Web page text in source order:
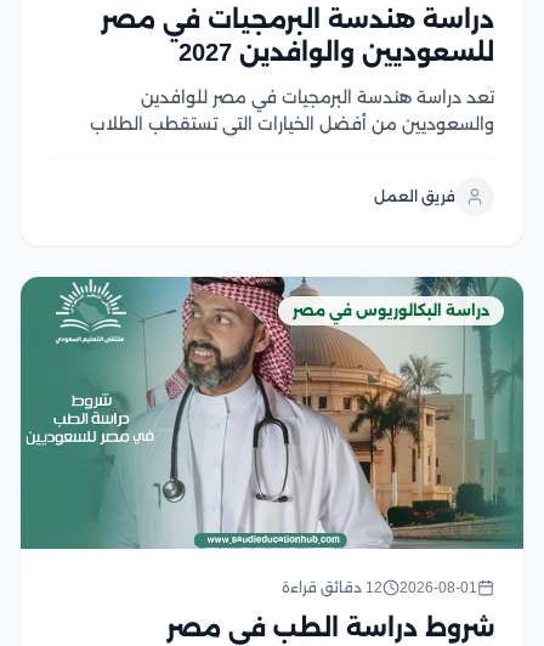
دراسة هندسة البرمجيات في مصر
للسعوديين والوافدين 2027
تعد دراسة هندسة البرمجيات في مصر للوافدين
والسعوديين من أفضل الخيارات التي تستقطب الطلاب
الوظيفية محليًا ودوليًا، وتوفر الجامعات المصرية برامج
فريق العمل
دراسة البكالوريوس في مصر
2026-08-01 12 دقائق قراءة
شروط دراسة الطب في مصر